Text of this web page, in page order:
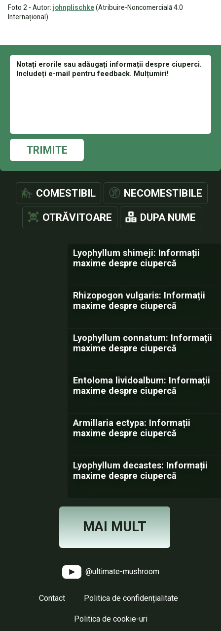
Foto 2 - Autor: johnplischke(Atribuire-Noncomercială 4.0
Internațional)
TRIMITE
COMESTIBIL NECOMESTIBILE
OTRĂVITOARE DUPA NUME
Lyophyllum shimeji: Informații
maxime despre ciupercă
Rhizopogon vulgaris: Informații
maxime despre ciupercă
Lyophyllum connatum: Informații
maxime despre ciupercă
Entoloma lividoalbum: Informații
maxime despre ciupercă
Armillaria ectypa: Informații
maxime despre ciupercă
Lyophyllum decastes: Informații
maxime despre ciupercă
MAI MULT
@ultimate-mushroom
Contact Politica de confidențialitate
Politica de cookie-uri